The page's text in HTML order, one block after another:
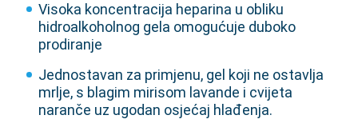
Visoka koncentracija heparina u obliku
hidroalkoholnog gela omogućuje duboko
prodiranje
Jednostavan za primjenu, gel koji ne ostavlja
mrlje, s blagim mirisom lavande i cvijeta
naranče uz ugodan osjećaj hlađenja.